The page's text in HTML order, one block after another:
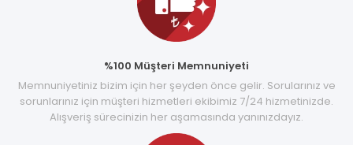
%100 Müşteri Memnuniyeti
Memnuniyetiniz bizim için her şeyden önce gelir. Sorularınız ve
sorunlarınız için müşteri hizmetleri ekibimiz 7/24 hizmetinizde.
Alışveriş sürecinizin her aşamasında yanınızdayız.